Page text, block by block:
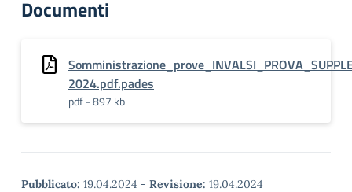
Documenti
2024.pdf.pades
pdf - 897 kb
Pubblicato: 19.04.2024 - Revisione: 19.04.2024